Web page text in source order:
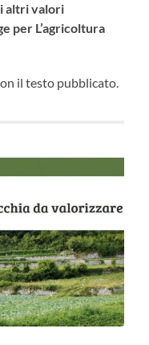
altri valori
per L’agricoltura
il testo pubblicato.